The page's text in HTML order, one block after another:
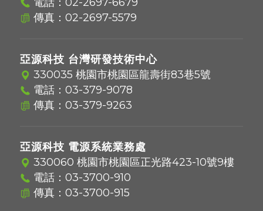
傳真：02-2697-5579
亞源科技 台灣研發技術中心
330035 桃園市桃園區龍壽街83巷5號
電話： 03-379-9078
傳真：03-379-9263
亞源科技 電源系統業務處
330060 桃園市桃園區正光路423-10號9樓
電話： 03-3700-910
傳真：03-3700-915